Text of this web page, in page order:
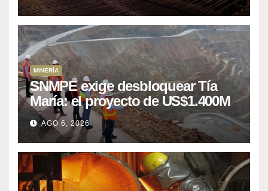
MINERÍA
SNMPE exige desbloquear Tía
María: el proyecto de US$1.400M
que Perú lleva 15 años
posponiendo
AGO 6, 2026